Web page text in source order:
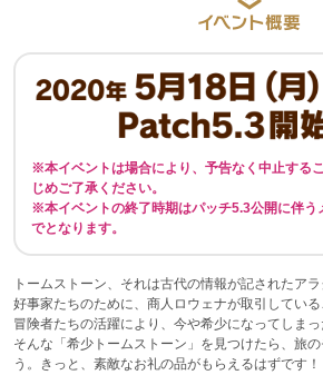
※本イベントは場合により、予告なく中止する
じめご了承ください。
※本イベントの終了時期はパッチ5.3公開に伴う
でとなります。
トームストーン、それは古代の情報が記されたアラ
好事家たちのために、商人ロウェナが取引している
冒険者たちの活躍により、今や希少になってしまっ
そんな「希少トームストーン」を見つけたら、旅
う。きっと、素敵なお礼の品がもらえるはずです！